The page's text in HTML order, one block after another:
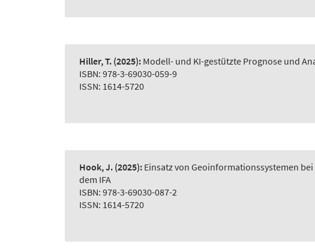
Hiller, T. (2025): Modell- und KI-gestützte Prognose und
ISBN: 978-3-69030-059-9
ISSN: 1614-5720
Hook, J. (2025): Einsatz von Geoinformationssystemen
dem IFA
ISBN: 978-3-69030-087-2
ISSN: 1614-5720